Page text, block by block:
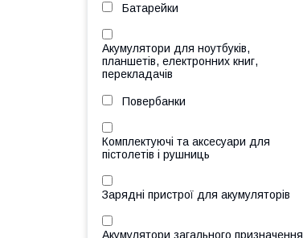
Батарейки
Акумулятори для ноутбуків,
планшетів, електронних книг,
перекладачів
Повербанки
Комплектуючі та аксесуари для
пістолетів і рушниць
Зарядні пристрої для акумуляторів
Акумулятори загального призначення